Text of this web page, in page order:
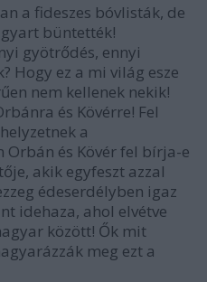
a fideszes bóvlisták, de
büntették!
gyötrődés, ennyi
Hogy ez a mi világ esze
nem kellenek nekik!
és Kövérre! Fel
a
és Kövér fel bírja-e
akik egyfeszt azzal
édeserdélyben igaz
idehaza, ahol elvétve
között! Ők mit
meg ezt a